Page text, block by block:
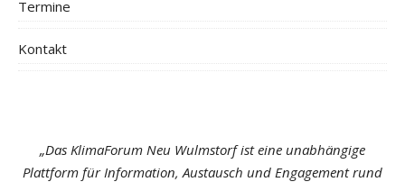
Termine
Kontakt
„Das KlimaForum Neu Wulmstorf ist eine unabhängige
Plattform für Information, Austausch und Engagement rund